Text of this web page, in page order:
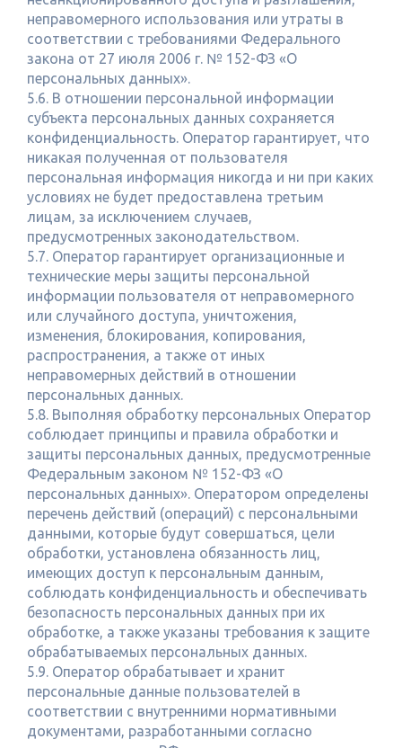
неправомерного использования или утраты в
соответствии с требованиями Федерального
закона от 27 июля 2006 г. № 152-ФЗ «О
персональных данных».
5.6. В отношении персональной информации
субъекта персональных данных сохраняется
конфиденциальность. Оператор гарантирует, что
никакая полученная от пользователя
персональная информация никогда и ни при каких
условиях не будет предоставлена третьим
лицам, за исключением случаев,
предусмотренных законодательством.
5.7. Оператор гарантирует организационные и
технические меры защиты персональной
информации пользователя от неправомерного
или случайного доступа, уничтожения,
изменения, блокирования, копирования,
распространения, а также от иных
неправомерных действий в отношении
персональных данных.
5.8. Выполняя обработку персональных Оператор
соблюдает принципы и правила обработки и
защиты персональных данных, предусмотренные
Федеральным законом № 152-ФЗ «О
персональных данных». Оператором определены
перечень действий (операций) с персональными
данными, которые будут совершаться, цели
обработки, установлена обязанность лиц,
имеющих доступ к персональным данным,
соблюдать конфиденциальность и обеспечивать
безопасность персональных данных при их
обработке, а также указаны требования к защите
обрабатываемых персональных данных.
5.9. Оператор обрабатывает и хранит
персональные данные пользователей в
соответствии с внутренними нормативными
документами, разработанными согласно